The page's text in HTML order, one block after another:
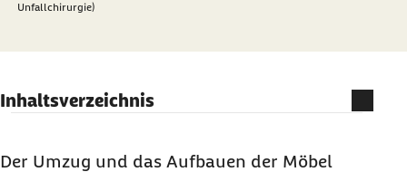
Unfallchirurgie)
Inhaltsverzeichnis
Definition: Was ist ein Tennisarm?
Der Umzug und das Aufbauen der Möbel